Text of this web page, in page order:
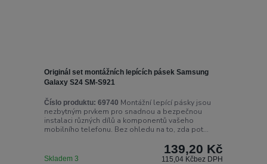
Originál set montážních lepících pásek Samsung
Galaxy S24 SM-S921
Číslo produktu: 69740 Montážní lepící pásky jsou
nezbytným prvkem pro snadnou a bezpečnou
instalaci různých dílů a komponentů vašeho
mobilního telefonu. Bez ohledu na to, zda pot...
139,20 Kč
115,04 Kčbez DPH
Skladem 3